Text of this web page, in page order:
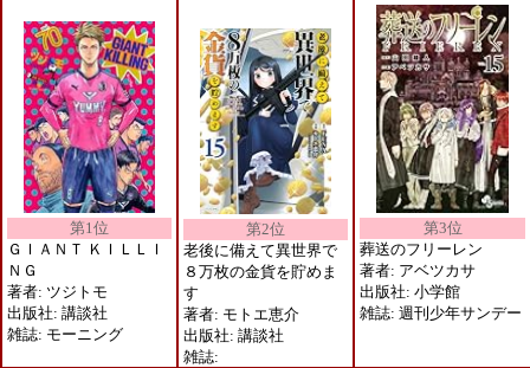
第1位
ＧＩＡＮＴ ＫＩＬＬＩ
ＮＧ
著者: ツジトモ
出版社: 講談社
雑誌: モーニング
第2位
老後に備えて異世界で
８万枚の金貨を貯めま
す
著者: モトエ恵介
出版社: 講談社
雑誌:
第3位
葬送のフリーレン
著者: アベツカサ
出版社: 小学館
雑誌: 週刊少年サンデー